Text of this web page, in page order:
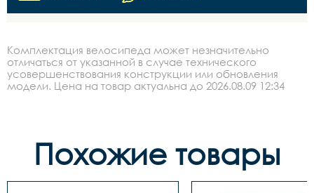
Комплектация велосипеда может незначительно
отличаться от указанной в случае технического
усовершенствования конструкции или обновления
модели. Цена на товар актуальна до 2026.08.09 12:34
Похожие товары